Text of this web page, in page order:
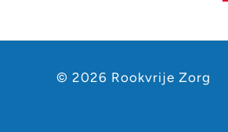
© 2026 Rookvrije Zorg